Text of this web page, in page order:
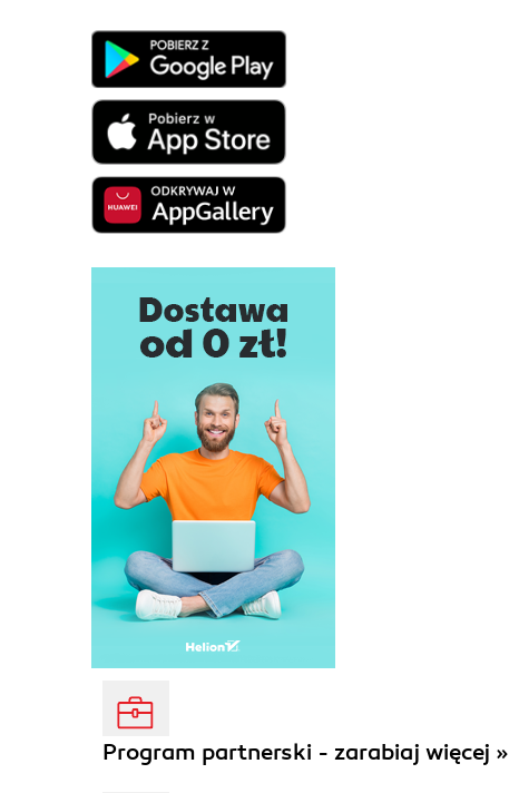
Program partnerski - zarabiaj więcej »